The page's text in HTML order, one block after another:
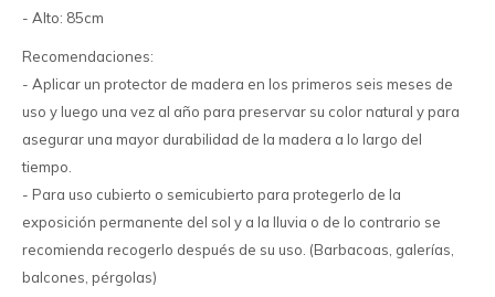
- Alto: 85cm
Recomendaciones:
- Aplicar un protector de madera en los primeros seis meses de
uso y luego una vez al año para preservar su color natural y para
asegurar una mayor durabilidad de la madera a lo largo del
tiempo.
- Para uso cubierto o semicubierto para protegerlo de la
exposición permanente del sol y a la lluvia o de lo contrario se
recomienda recogerlo después de su uso. (Barbacoas, galerías,
balcones, pérgolas)